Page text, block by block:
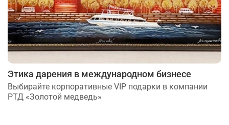
Этика дарения в международном бизнесе
Выбирайте корпоративные VIP подарки в компании
РТД «Золотой медведь»